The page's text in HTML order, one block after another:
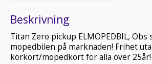
Beskrivning
Titan Zero pickup ELMOPEDBIL, Obs
mopedbilen på marknaden! Frihet
körkort/mopedkort för alla över